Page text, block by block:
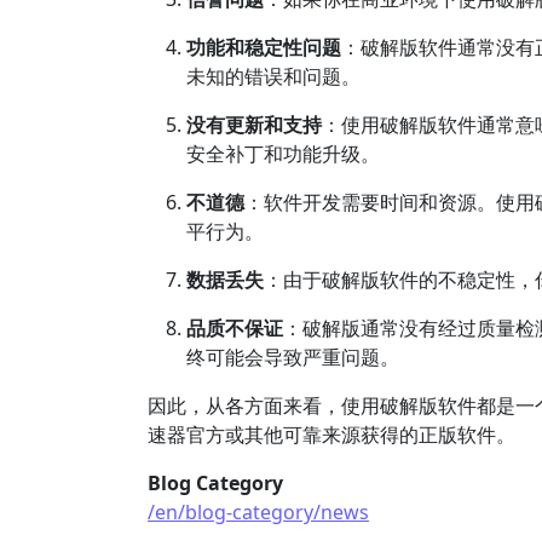
功能和稳定性问题 ：破解版软件通常没
未知的错误和问题。
没有更新和支持：使用破解版软件通常
安全补丁和功能升级。
不道德：软件开发需要时间和资源。使
平行为。
数据丢失 ：由于破解版软件的不稳定性
品质不保证 ：破解版通常没有经过质量
终可能会导致严重问题。
因此，从各方面来看，使用破解版软件都是
速器官方或其他可靠来源获得的正版软件。
Blog Category
/en/blog-category/news